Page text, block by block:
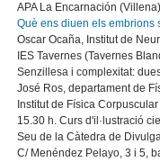
APA La Encarnación (Villena)
Què ens diuen els embrions
Oscar Ocaña, Institut de
IES Tavernes (Tavernes
Senzillesa i complexitat:
José Ros, departament de
Institut de Física
15.30 h. Curs d'il·lustració
Seu de la Càtedra de
C/ Menéndez Pelayo, 3 i 5,